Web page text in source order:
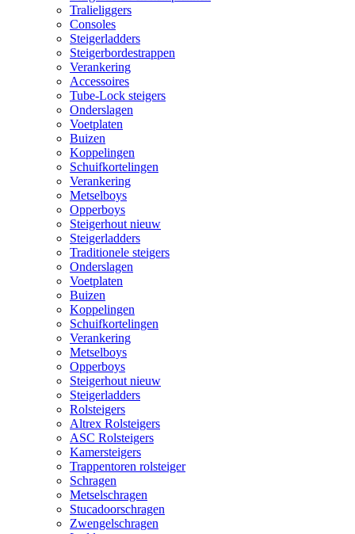
Tralieliggers
Consoles
Steigerladders
Steigerbordestrappen
Verankering
Accessoires
Tube-Lock steigers
Onderslagen
Voetplaten
Buizen
Koppelingen
Schuifkortelingen
Verankering
Metselboys
Opperboys
Steigerhout nieuw
Steigerladders
Traditionele steigers
Onderslagen
Voetplaten
Buizen
Koppelingen
Schuifkortelingen
Verankering
Metselboys
Opperboys
Steigerhout nieuw
Steigerladders
Rolsteigers
Altrex Rolsteigers
ASC Rolsteigers
Kamersteigers
Trappentoren rolsteiger
Schragen
Metselschragen
Stucadoorschragen
Zwengelschragen